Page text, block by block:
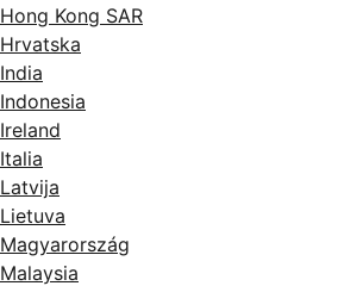
Hong Kong SAR
Hrvatska
India
Indonesia
Ireland
Italia
Latvija
Lietuva
Magyarország
Malaysia